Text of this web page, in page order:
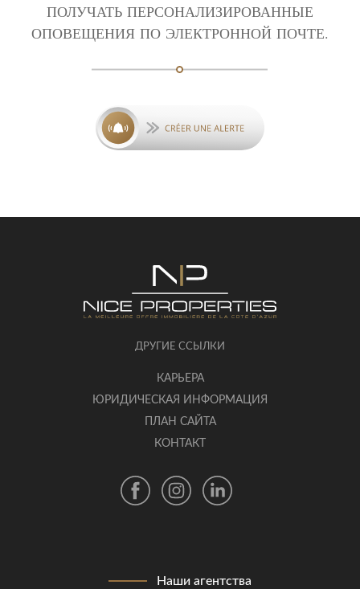
ПОЛУЧАТЬ ПЕРСОНАЛИЗИРОВАННЫЕ
ОПОВЕЩЕНИЯ ПО ЭЛЕКТРОННОЙ ПОЧТЕ.
ДРУГИЕ ССЫЛКИ
КАРЬЕРА
ЮРИДИЧЕСКАЯ ИНФОРМАЦИЯ
ПЛАН САЙТА
КОНТАКТ
Наши агентства